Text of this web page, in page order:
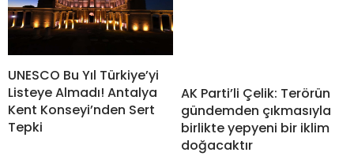
UNESCO Bu Yıl Türkiye’yi
Listeye Almadı! Antalya
Kent Konseyi’nden Sert
Tepki
AK Parti’li Çelik: Terörün
gündemden çıkmasıyla
birlikte yepyeni bir iklim
doğacaktır